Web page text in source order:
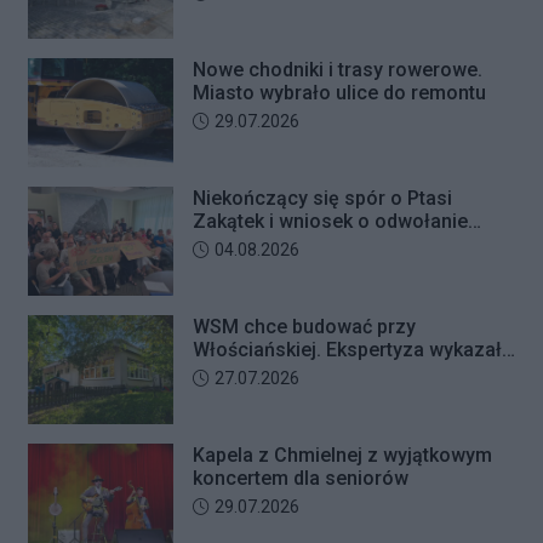
Nowe chodniki i trasy rowerowe.
Miasto wybrało ulice do remontu
Data dodania artykułu:
29.07.2026
Niekończący się spór o Ptasi
Zakątek i wniosek o odwołanie
przewodniczącego Rady Dzielnicy
Data dodania artykułu:
04.08.2026
WSM chce budować przy
Włościańskiej. Ekspertyza wykazała
problemy z gruntem pod
Data dodania artykułu:
27.07.2026
Kapela z Chmielnej z wyjątkowym
koncertem dla seniorów
Data dodania artykułu:
29.07.2026